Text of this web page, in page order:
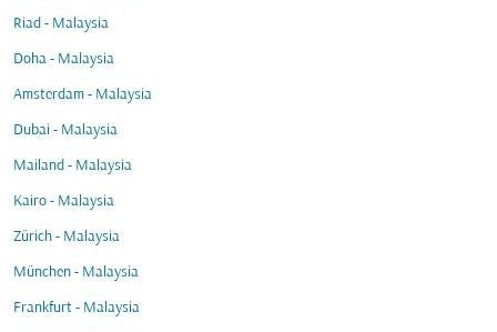
Riad - Malaysia
Doha - Malaysia
Amsterdam - Malaysia
Dubai - Malaysia
Mailand - Malaysia
Kairo - Malaysia
Zürich - Malaysia
München - Malaysia
Frankfurt - Malaysia